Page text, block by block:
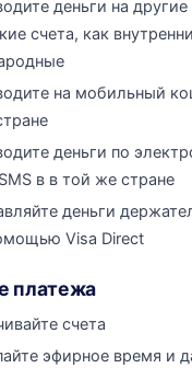
деньги на другие
счета, как
на мобильный
деньги по
в в той же стране
деньги
Visa Direct
платежа
счета
эфирное время и